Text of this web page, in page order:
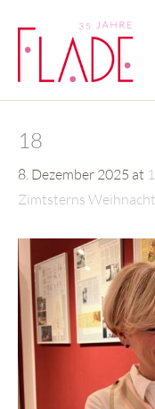
18
8. Dezember 2025 at
Zimtsterns